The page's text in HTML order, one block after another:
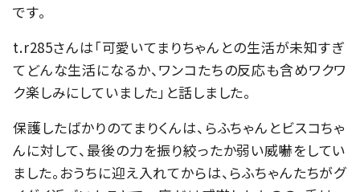
です。
t.r285さんは「可愛いてまりちゃんとの生活が未知すぎ
てどんな生活になるか、ワンコたちの反応も含めワクワ
ク楽しみにしていました」と話しました。
保護したばかりのてまりくんは、らふちゃんとビスコちゃ
んに対して、最後の力を振り絞ったか弱い威嚇をしてい
ました。おうちに迎え入れてからは、らふちゃんたちがグ